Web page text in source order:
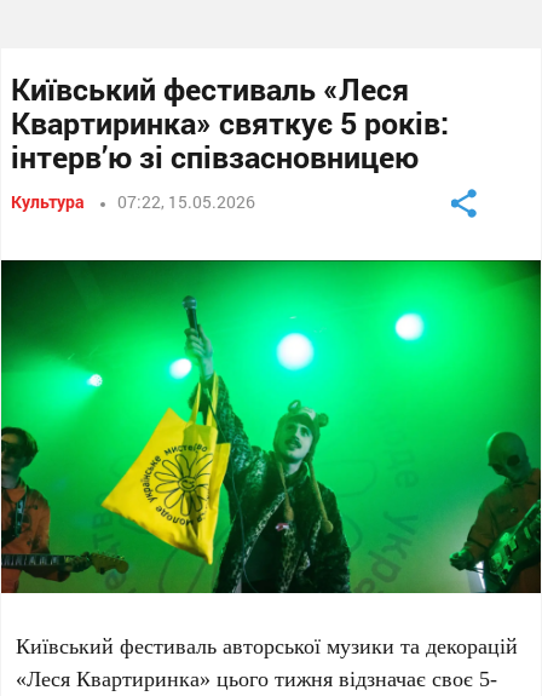
Київський фестиваль «Леся
Квартиринка» святкує 5 років:
інтерв’ю зі співзасновницею
Культура 07:22, 15.05.2026
Київський фестиваль авторської музики та декорацій
«Леся Квартиринка» цього тижня відзначає своє 5-